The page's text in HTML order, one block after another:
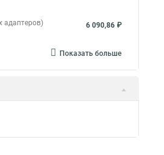
адаптеров) 6 090,86 ₽
Показать больше